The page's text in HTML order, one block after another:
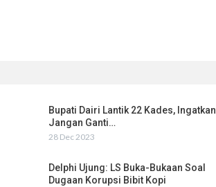
Bupati Dairi Lantik 22 Kades, Ingatkan
Jangan Ganti…
28 Dec 2023
Delphi Ujung: LS Buka-Bukaan Soal
Dugaan Korupsi Bibit Kopi